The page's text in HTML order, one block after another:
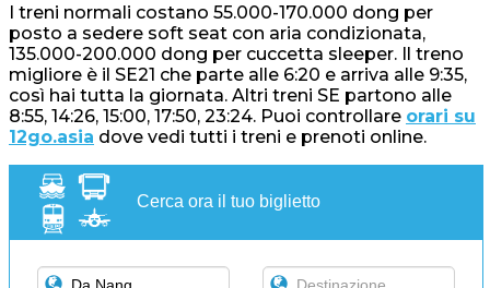
I treni normali costano 55.000-170.000 dong per
posto a sedere soft seat con aria condizionata,
135.000-200.000 dong per cuccetta sleeper. Il treno
migliore è il SE21 che parte alle 6:20 e arriva alle 9:35,
così hai tutta la giornata. Altri treni SE partono alle
8:55, 14:26, 15:00, 17:50, 23:24. Puoi controllare orari su
12go.asia dove vedi tutti i treni e prenoti online.
Cerca ora il tuo biglietto